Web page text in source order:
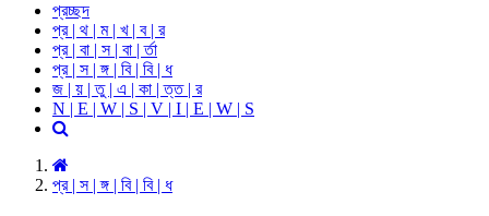
প্রচ্ছদ
প্র | থ | ম | খ | ব | র
প্র | বা | স | বা | র্তা
প্র | স | ঙ্গ | বি | বি | ধ
জ | য় | তু | এ | কা | ত্ত | র
N | E | W | S | V | I | E | W | S
প্র | স | ঙ্গ | বি | বি | ধ